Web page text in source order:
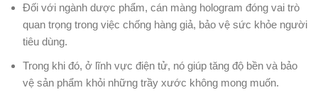
Đối với ngành dược phẩm, cán màng hologram đóng vai trò
quan trọng trong việc chống hàng giả, bảo vệ sức khỏe người
tiêu dùng.
Trong khi đó, ở lĩnh vực điện tử, nó giúp tăng độ bền và bảo
vệ sản phẩm khỏi những trầy xước không mong muốn.